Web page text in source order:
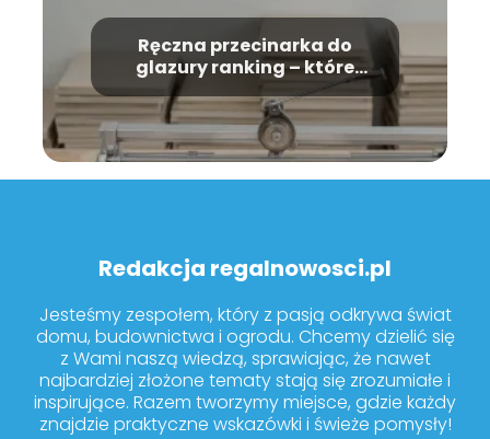
Ręczna przecinarka do
glazury ranking – które
modele warto kupić?
Redakcja regalnowosci.pl
Jesteśmy zespołem, który z pasją odkrywa świat
domu, budownictwa i ogrodu. Chcemy dzielić się
z Wami naszą wiedzą, sprawiając, że nawet
najbardziej złożone tematy stają się zrozumiałe i
inspirujące. Razem tworzymy miejsce, gdzie każdy
znajdzie praktyczne wskazówki i świeże pomysły!